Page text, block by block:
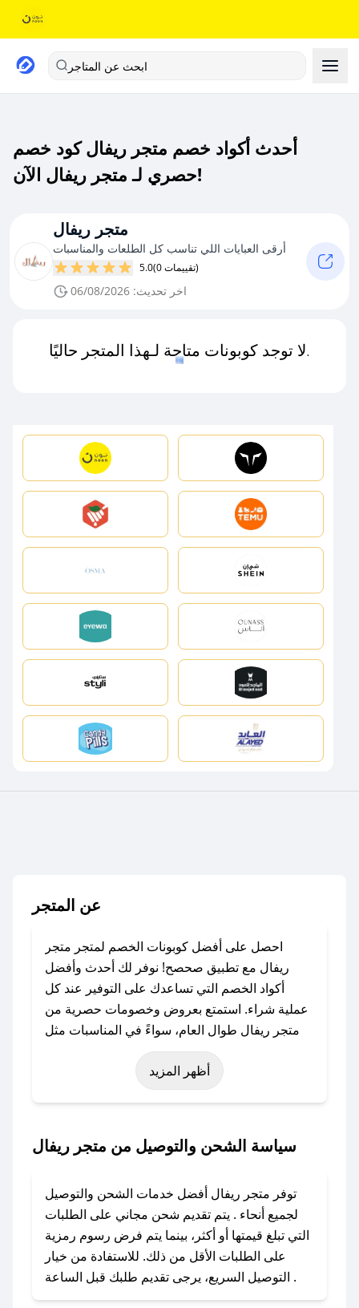
ابحث عن المتاجر
أحدث أكواد خصم متجر ريفال كود خصم
حصري لـ متجر ريفال الآن!
متجر ريفال
أرقى العبايات اللي تناسب كل الطلعات والمناسبات
5.0 (0 تقييمات)
اخر تحديث: 06/08/2026
لا توجد كوبونات متاحة لـهذا المتجر حاليًا.
عن المتجر
احصل على أفضل كوبونات الخصم لمتجر متجر
ريفال مع تطبيق صحصح! نوفر لك أحدث وأفضل
أكواد الخصم التي تساعدك على التوفير عند كل
عملية شراء. استمتع بعروض وخصومات حصرية من
متجر ريفال طوال العام، سواءً في المناسبات مثل
عيد الفطر، عيد الأضحى، الجمعة البيضاء (شهر
نوفمبر)، رمضان، اليوم الوطني، يوم التأسيس، أو
حتى عروض خاصة أخرى.
باستخدام تطبيق صحصح، يمكنك العثور بسهولة على
تواصل معنا عبر تويتر أو البريد الإلكتروني لإضافته
بسرعة.
### كيفية استخدام كود خصم متجر ريفال؟
1. انسخ كود الخصم من تطبيق صحصح.
2. الصقه في خانة الدفع عند التسوق من متجر
أظهر المزيد
سياسة الشحن والتوصيل من متجر ريفال
توفر متجر ريفال أفضل خدمات الشحن والتوصيل
لجميع أنحاء . يتم تقديم شحن مجاني على الطلبات
التي تبلغ قيمتها أو أكثر، بينما يتم فرض رسوم رمزية
على الطلبات الأقل من ذلك. للاستفادة من خيار
التوصيل السريع، يرجى تقديم طلبك قبل الساعة .